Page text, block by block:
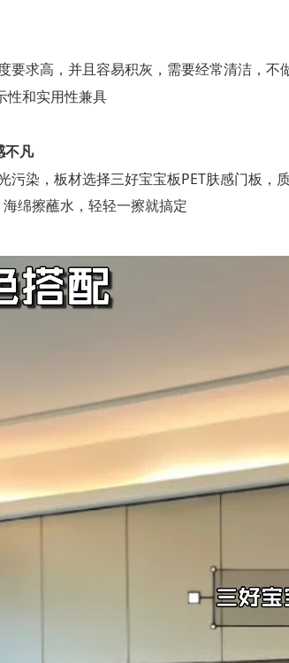
要求高，并且容易积灰，需要经常清洁，
性和实用性兼具
不凡
污染，板材选择三好宝宝板PET肤感门板，
绵擦蘸水，轻轻一擦就搞定